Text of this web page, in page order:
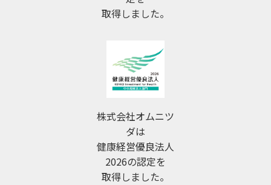
取得しました。
株式会社オムニツ
ダは
健康経営優良法人
2026の認定を
取得しました。